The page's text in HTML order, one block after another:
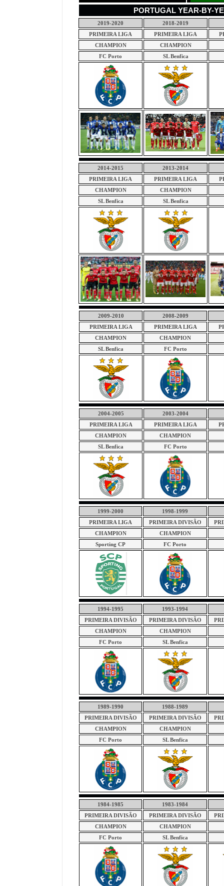
PORTUGAL YEAR-BY-
2019-2020
2018-2019
PRIMEIRA LIGA
PRIMEIRA LIGA
CHAMPION
CHAMPION
FC Porto
SL Benfica
2014-2015
2013-2014
PRIMEIRA LIGA
PRIMEIRA LIGA
CHAMPION
CHAMPION
SL Benfica
SL Benfica
2009-2010
2008-2009
PRIMEIRA LIGA
PRIMEIRA LIGA
CHAMPION
CHAMPION
SL Benfica
FC Porto
2004-2005
2003-2004
PRIMEIRA LIGA
PRIMEIRA LIGA
CHAMPION
CHAMPION
SL Benfica
FC Porto
1999-2000
1998-1999
PRIMEIRA LIGA
PRIMEIRA DIVISÃO
CHAMPION
CHAMPION
Sporting CP
FC Porto
1994-1995
1993-1994
PRIMEIRA DIVISÃO
PRIMEIRA DIVISÃO
CHAMPION
CHAMPION
FC Porto
SL Benfica
1989-1990
1988-1989
PRIMEIRA DIVISÃO
PRIMEIRA DIVISÃO
CHAMPION
CHAMPION
FC Porto
SL Benfica
1984-1985
1983-1984
PRIMEIRA DIVISÃO
PRIMEIRA DIVISÃO
CHAMPION
CHAMPION
FC Porto
SL Benfica